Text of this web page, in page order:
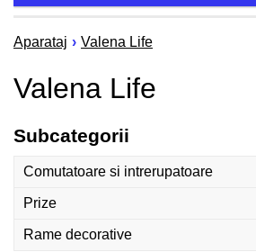
Aparataj › Valena Life
Valena Life
Subcategorii
Comutatoare si intrerupatoare
Prize
Rame decorative